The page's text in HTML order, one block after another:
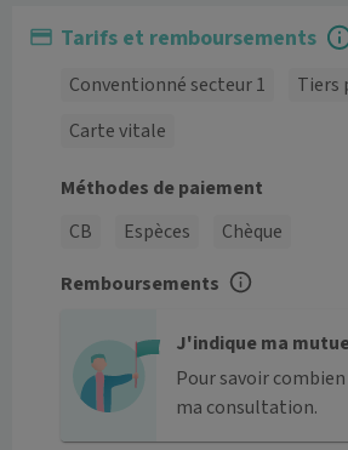
Tarifs et remboursements
Conventionné secteur 1
Tiers
Carte vitale
Méthodes de paiement
CB
Espèces
Chèque
Remboursements
J'indique ma
Pour savoir
ma consultation.